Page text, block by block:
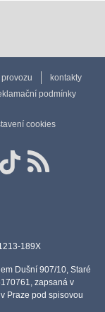
kontakty
podmínky
cookies
189X
Dušní 907/10, Staré
zapsaná v
Praze pod spisovou